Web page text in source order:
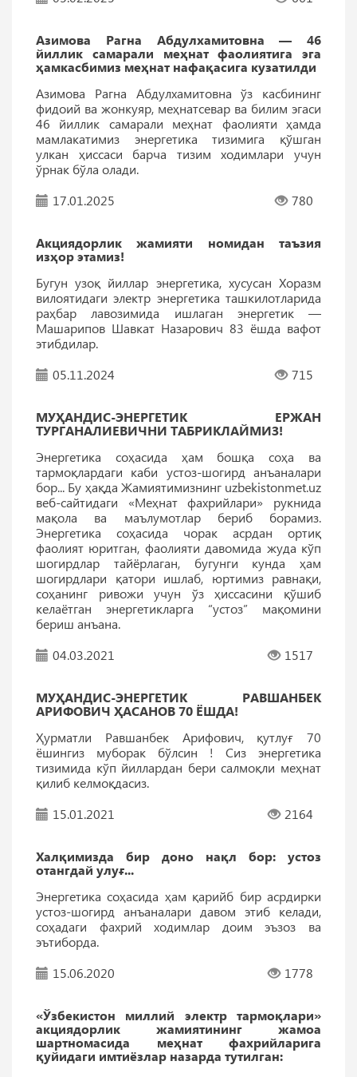
Азимова Рагна Абдулхамитовна — 46
йиллик самарали меҳнат фаолиятига эга
ҳамкасбимиз меҳнат нафақасига кузатилди
Азимова Рагна Абдулхамитовна ўз касбининг
фидоий ва жонкуяр, меҳнатсевар ва билим эгаси
46 йиллик самарали меҳнат фаолияти ҳамда
мамлакатимиз энергетика тизимига қўшган
улкан ҳиссаси барча тизим ходимлари учун
ўрнак бўла олади.
17.01.2025
780
Акциядорлик жамияти номидан таъзия
изҳор этамиз!
Бугун узоқ йиллар энергетика, хусусан Хоразм
вилоятидаги электр энергетика ташкилотларида
раҳбар лавозимида ишлаган энергетик —
Машарипов Шавкат Назарович 83 ёшда вафот
этибдилар.
05.11.2024
715
МУҲАНДИС-ЭНЕРГЕТИК ЕРЖАН
ТУРГАНАЛИЕВИЧНИ ТАБРИКЛАЙМИЗ!
Энергетика соҳасида ҳам бошқа соҳа ва
тармоқлардаги каби устоз-шогирд анъаналари
бор... Бу ҳақда Жамиятимизнинг uzbekistonmet.uz
веб-сайтидаги «Меҳнат фахрийлари» рукнида
мақола ва маълумотлар бериб борамиз.
Энергетика соҳасида чорак асрдан ортиқ
фаолият юритган, фаолияти давомида жуда кўп
шогирдлар тайёрлаган, бугунги кунда ҳам
шогирдлари қатори ишлаб, юртимиз равнақи,
соҳанинг ривожи учун ўз ҳиссасини қўшиб
келаётган энергетикларга “устоз” мақомини
бериш анъана.
04.03.2021
1517
МУҲАНДИС-ЭНЕРГЕТИК РАВШАНБЕК
АРИФОВИЧ ҲАСАНОВ 70 ЁШДА!
Ҳурматли Равшанбек Арифович, қутлуғ 70
ёшингиз муборак бўлсин ! Сиз энергетика
тизимида кўп йиллардан бери салмоқли меҳнат
қилиб келмоқдасиз.
15.01.2021
2164
Халқимизда бир доно нақл бор: устоз
отангдай улуғ...
Энергетика соҳасида ҳам қарийб бир асрдирки
устоз-шогирд анъаналари давом этиб келади,
соҳадаги фахрий ходимлар доим эъзоз ва
эътиборда.
15.06.2020
1778
«Ўзбекистон миллий электр тармоқлари»
акциядорлик жамиятининг жамоа
шартномасида меҳнат фахрийларига
қуйидаги имтиёзлар назарда тутилган: